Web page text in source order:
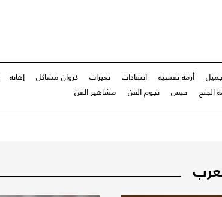
أزمة نفسية انتقادات تغيرات كروان مشاكل إهانة
الجنح حبس نجوم الفن مشاهير الفن